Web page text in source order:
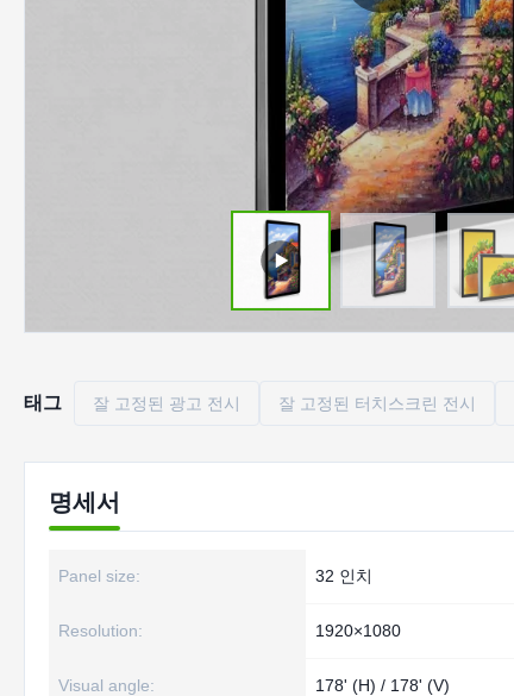
태그 잘 고정된 광고 전시 잘 고정된 터치스크린 전시
명세서
Panel size: 32 인치
Resolution: 1920×1080
Visual angle: 178' (H) / 178' (V)